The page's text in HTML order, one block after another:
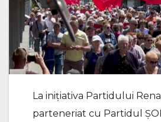
La inițiativa Partidului
parteneriat cu Partidul